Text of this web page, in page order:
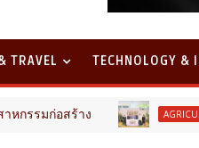
TRAVEL TECHNOLOGY &
ร้าง AGRICULTURE นค